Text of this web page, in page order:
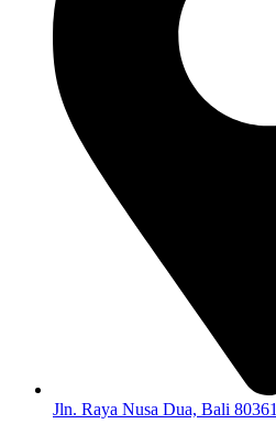
Jln. Raya Nusa Dua, Bali 80361